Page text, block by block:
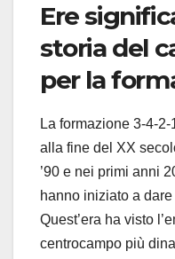
Ere
storia del
per la
La formazione 3-4-
alla fine del XX
’90 e nei primi anni
hanno iniziato a
Quest’era ha visto
centrocampo più